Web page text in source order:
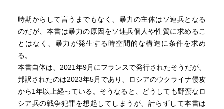
時期からして言うまでもなく、暴力の主体はソ連兵となる
のだが、本書は暴力の原因をソ連兵個人や性質に求めるこ
とはなく、暴力が発生する時空間的な構造に条件を求め
る。
本書自体は、2021年9月にフランスで発行されたそうだが、
邦訳されたのは2023年5月であり、ロシアのウクライナ侵攻
から1年以上経っている。そうなると、どうしても野蛮なロ
シア兵の戦争犯罪を想起してしまうが、計らずして本書は